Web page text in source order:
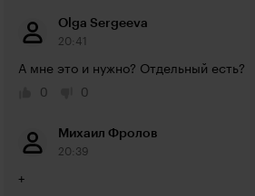
Olga Sergeeva
20:41
А мне это и нужно? Отдельный есть?
0
0
Михаил Фролов
20:39
+